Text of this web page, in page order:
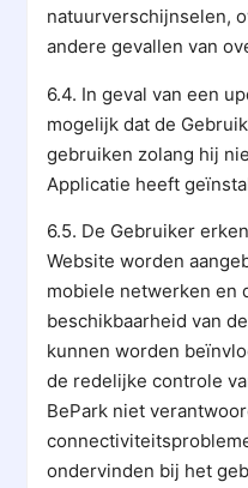
natuurverschijnselen,
andere gevallen van
6.4. In geval van een
mogelijk dat de
gebruiken zolang hij
Applicatie heeft
6.5. De Gebruiker
Website worden
mobiele netwerken en
beschikbaarheid van
kunnen worden
de redelijke controle
BePark niet
ondervinden bij het